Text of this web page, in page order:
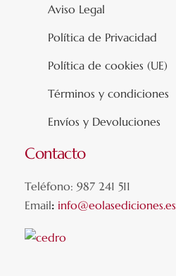
Aviso Legal
Política de Privacidad
Política de cookies (UE)
Términos y condiciones
Envíos y Devoluciones
Contacto
Teléfono: 987 241 511
Email: info@eolasediciones.es